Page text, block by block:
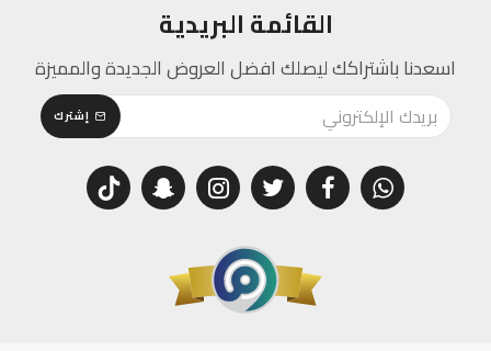
القائمة البريدية
اسعدنا باشتراكك ليصلك افضل العروض الجديدة والمميزة
إشترك